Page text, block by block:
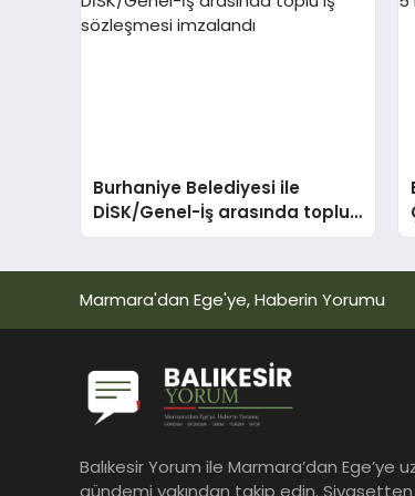
Burhaniye Belediyesi ile
DİSK/Genel-İş arasında toplu
iş sözleşmesi imzalandı
Marmara'dan Ege'ye, Haberin Yorumu
Balıkesir Yorum ile Marmara’dan Ege’ye
gündemi yakından takip edin. Siyasetten